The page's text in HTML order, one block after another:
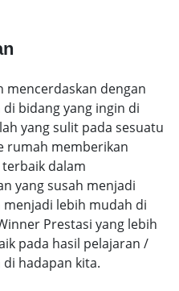
mencerdaskan dengan
bidang yang ingin di
yang sulit pada sesuatu
rumah memberikan
terbaik dalam
yang susah menjadi
lebih mudah di
Prestasi yang lebih
pada hasil pelajaran /
hadapan kita.